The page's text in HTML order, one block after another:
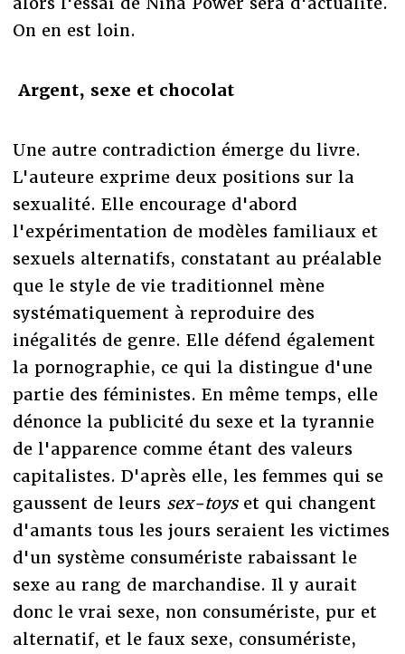
On en est loin.
Argent, sexe et chocolat
Une autre contradiction émerge du livre.
L'auteure exprime deux positions sur la
sexualité. Elle encourage d'abord
l'expérimentation de modèles familiaux et
sexuels alternatifs, constatant au préalable
que le style de vie traditionnel mène
systématiquement à reproduire des
inégalités de genre. Elle défend également
la pornographie, ce qui la distingue d'une
partie des féministes. En même temps, elle
dénonce la publicité du sexe et la tyrannie
de l'apparence comme étant des valeurs
capitalistes. D'après elle, les femmes qui se
gaussent de leurs sex-toyset qui changent
d'amants tous les jours seraient les victimes
d'un système consumériste rabaissant le
sexe au rang de marchandise. Il y aurait
donc le vrai sexe, non consumériste, pur et
alternatif, et le faux sexe, consumériste,